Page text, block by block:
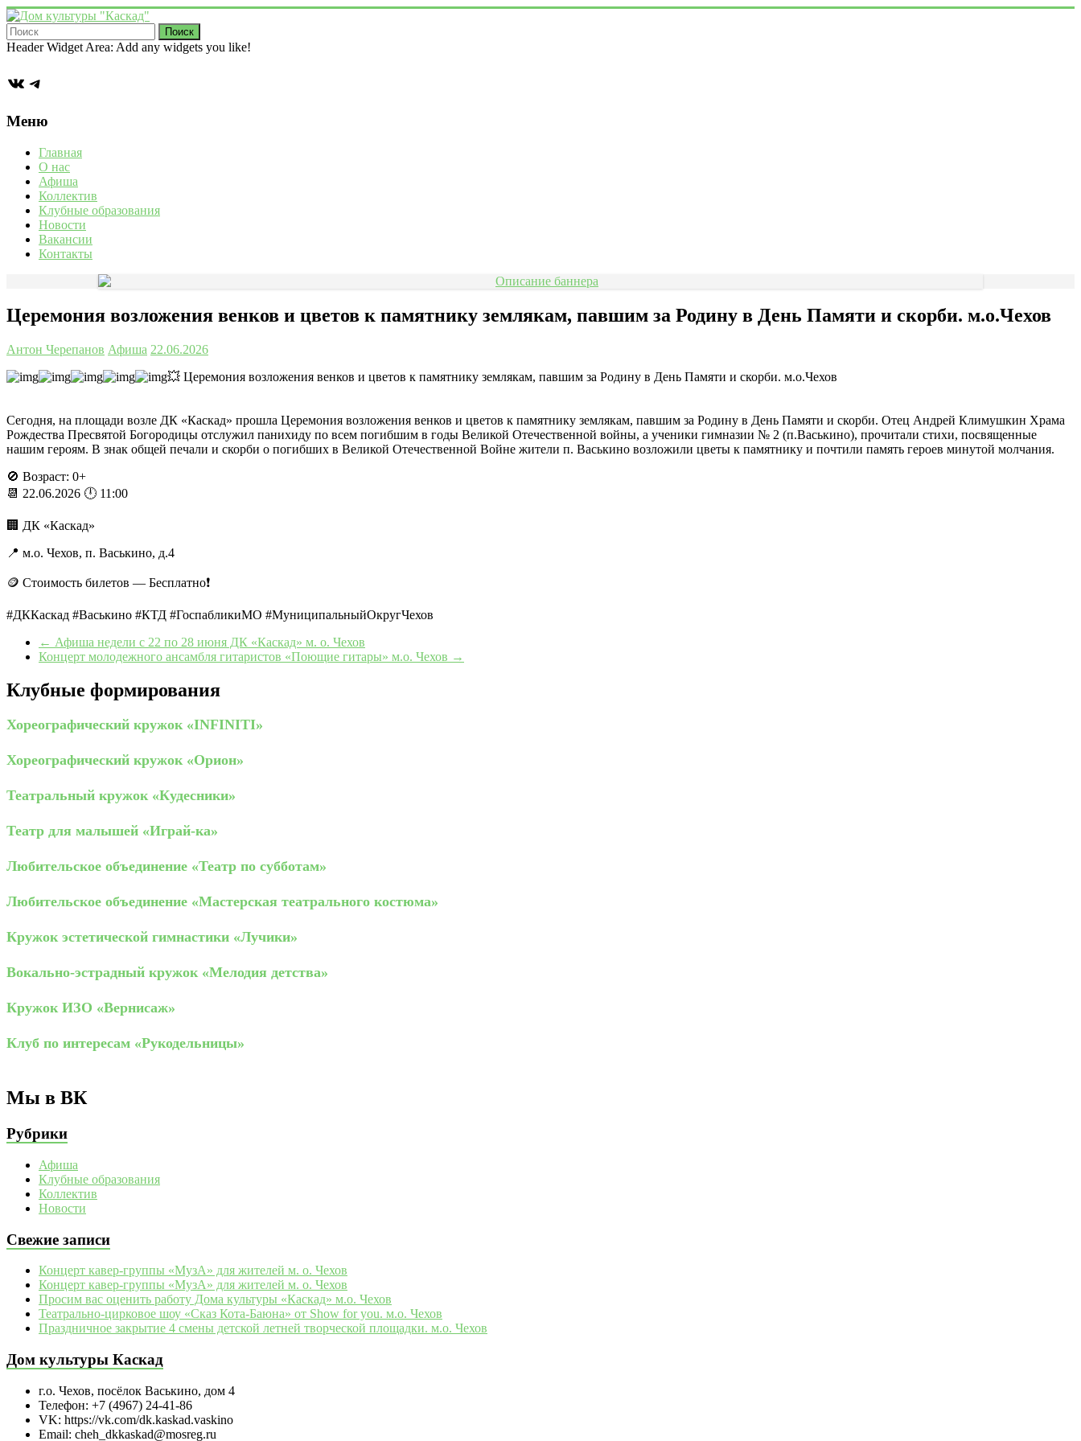
Перейти
к
содержимому
Дом
"Каскад"
Учреждение
культуры
деревне
Васькино
городского
округа
Чехов
Header Widget Area: Add any widgets you like!
ВКонтакте
Telegram
Меню
Главная
О нас
Афиша
Коллектив
Клубные образования
Новости
Вакансии
Контакты
Церемония возложения венков и цветов к памятнику землякам, павшим за Родину в День Памяти и скорби. м.о.Чехов
Антон Черепанов Афиша 22.06.2026
💥 Церемония возложения венков и цветов к памятнику землякам, павшим за Родину в День Памяти и скорби. м.о.Чехов
Сегодня, на площади возле ДК «Каскад» прошла Церемония возложения венков и цветов к памятнику землякам, павшим за Родину в День Памяти и скорби. Отец Андрей Климушкин Храма
Рождества Пресвятой Богородицы отслужил панихиду по всем погибшим в годы Великой Отечественной войны, а ученики гимназии № 2 (п.Васькино), прочитали стихи, посвященные
нашим героям. В знак общей печали и скорби о погибших в Великой Отечественной Войне жители п. Васькино возложили цветы к памятнику и почтили память героев минутой молчания.
🚫 Возраст: 0+
📆 22.06.2026 🕛 11:00
🏢 ДК «Каскад»
📍 м.о. Чехов, п. Васькино, д.4
🪙 Стоимость билетов — Бесплатно❗️
#ДККаскад #Васькино #КТД #ГоспабликиМО #МуниципальныйОкругЧехов
← Афиша недели с 22 по 28 июня ДК «Каскад» м. о. Чехов
Концерт молодежного ансамбля гитаристов «Поющие гитары» м.о. Чехов →
Клубные формирования
Хореографический кружок «INFINITI»
Хореографический кружок «Орион»
Театральный кружок «Кудесники»
Театр для малышей «Играй-ка»
Любительское объединение «Театр по субботам»
Любительское объединение «Мастерская театрального костюма»
Кружок эстетической гимнастики «Лучики»
Вокально-эстрадный кружок «Мелодия детства»
Кружок ИЗО «Вернисаж»
Клуб по интересам «Рукодельницы»
Мы в ВК
Рубрики
Афиша
Клубные образования
Коллектив
Новости
Свежие записи
Концерт кавер-группы «МузА» для жителей м. о. Чехов
Концерт кавер-группы «МузА» для жителей м. о. Чехов
Просим вас оценить работу Дома культуры «Каскад» м.о. Чехов
Театрально‑цирковое шоу «Сказ Кота‑Баюна» от Show for you. м.о. Чехов
Праздничное закрытие 4 смены детской летней творческой площадки. м.о. Чехов
Дом культуры Каскад
г.о. Чехов, посёлок Васькино, дом 4
Телефон: +7 (4967) 24-41-86
VK: https://vk.com/dk.kaskad.vaskino
Email: cheh_dkkaskad@mosreg.ru